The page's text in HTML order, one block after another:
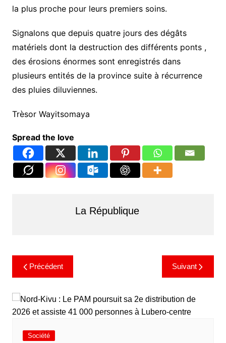
la plus proche pour leurs premiers soins.
Signalons que depuis quatre jours des dégâts
matériels dont la destruction des différents ponts ,
des érosions énormes sont enregistrés dans
plusieurs entités de la province suite à récurrence
des pluies diluviennes.
Trèsor Wayitsomaya
Spread the love
La République
Précédent Suivant
Société